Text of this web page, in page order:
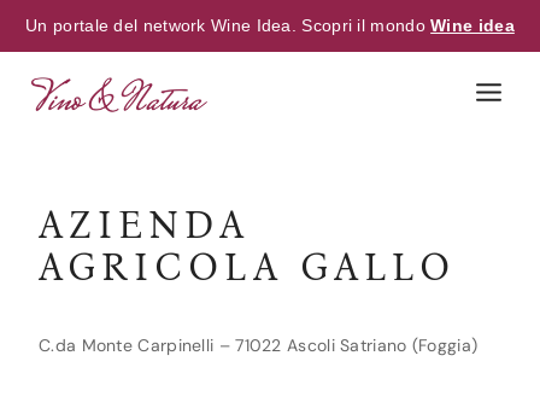
Un portale del network Wine Idea. Scopri il mondoWine idea
AZIENDA
AGRICOLA GALLO
C.da Monte Carpinelli – 71022 Ascoli Satriano (Foggia)